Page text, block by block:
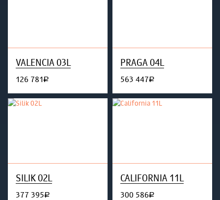
VALENCIA 03L
126 781руб.
PRAGA 04L
563 447руб.
SILIK 02L
377 395руб.
CALIFORNIA 11L
300 586руб.